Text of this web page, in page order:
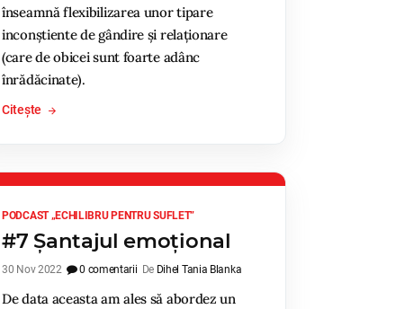
înseamnă flexibilizarea unor tipare
inconștiente de gândire și relaționare
(care de obicei sunt foarte adânc
înrădăcinate).
Citește
PODCAST „ECHILIBRU PENTRU SUFLET”
#7 Șantajul emoțional
30 Nov 2022 0 comentarii De Dihel Tania Blanka
De data aceasta am ales să abordez un